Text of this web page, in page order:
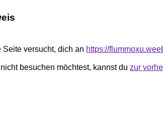
Seite versucht, dich an https://
besuchen möchtest, kannst du zur